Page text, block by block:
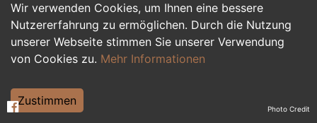
Wir verwenden Cookies, um Ihnen eine bessere
Nutzererfahrung zu ermöglichen. Durch die Nutzung
unserer Webseite stimmen Sie unserer Verwendung
von Cookies zu. Mehr Informationen
Zustimmen
Personalwesen Assistenz, Sekretariat
Hilfskräfte, Aushilfs- und Nebenjobs
Weiterbildung, Studium, duale Ausbildung Photo Credit